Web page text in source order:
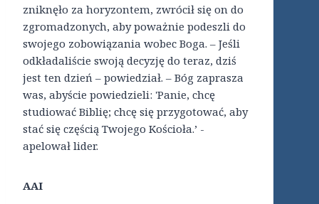
zniknęło za horyzontem, zwrócił się on do
zgromadzonych, aby poważnie podeszli do
swojego zobowiązania wobec Boga. – Jeśli
odkładaliście swoją decyzję do teraz, dziś
jest ten dzień – powiedział. – Bóg zaprasza
was, abyście powiedzieli: 'Panie, chcę
studiować Biblię; chcę się przygotować, aby
stać się częścią Twojego Kościoła.’ -
apelował lider.
AAI